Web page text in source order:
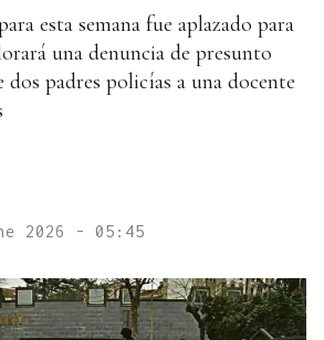
esta semana fue aplazado para
una denuncia de presunto
dos padres policías a una docente
2026 - 05:45